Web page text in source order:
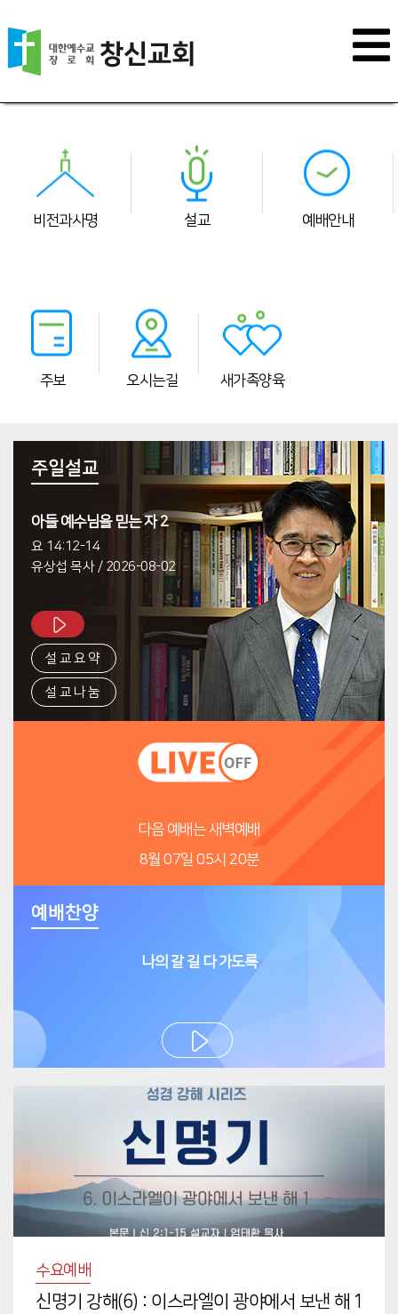
비전과사명 설교 예배안내
주보 오시는길 새가족양육
다음 예배는 새벽예배
8월 07일 05시 20분
주일설교
아들 예수님을 믿는 자 2
요 14:12-14
유상섭 목사/ 2026-08-02
설교요약
설교나눔
예배찬양
나의 갈 길 다 가도록
수요예배
신명기 강해(6) : 이스라엘이 광야에서 보낸 해 1